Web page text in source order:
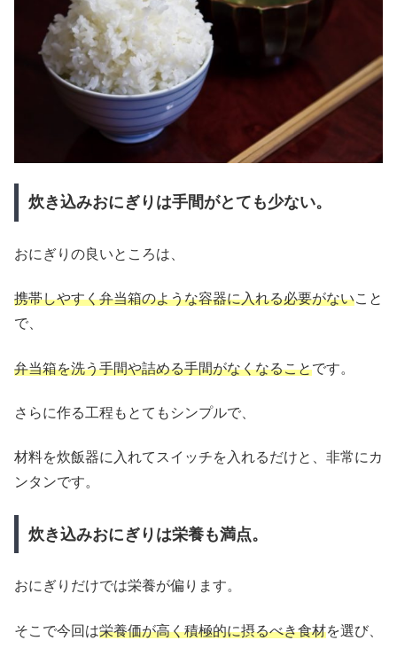
炊き込みおにぎりは手間がとても少ない。
おにぎりの良いところは、
携帯しやすく弁当箱のような容器に入れる必要がないこと
で、
弁当箱を洗う手間や詰める手間がなくなることです。
さらに作る工程もとてもシンプルで、
材料を炊飯器に入れてスイッチを入れるだけと、非常にカ
ンタンです。
炊き込みおにぎりは栄養も満点。
おにぎりだけでは栄養が偏ります。
そこで今回は栄養価が高く積極的に摂るべき食材を選び、